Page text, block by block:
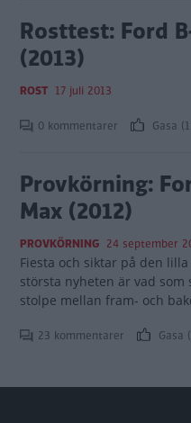
Rosttest: Ford
(2013)
ROST 17 juli 2013
0 kommentarer Gasa
Provkörning:
Max (2012)
PROVKÖRNING 24 september
Fiesta och siktar på den
största nyheten är vad som
stolpe mellan fram- och
23 kommentarer Gasa